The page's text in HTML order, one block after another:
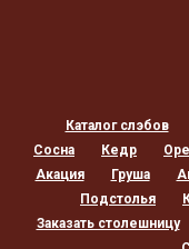
Каталог слэбов
Сосна
Кедр
Акация
Груша
Подстолья
Заказать столешницу